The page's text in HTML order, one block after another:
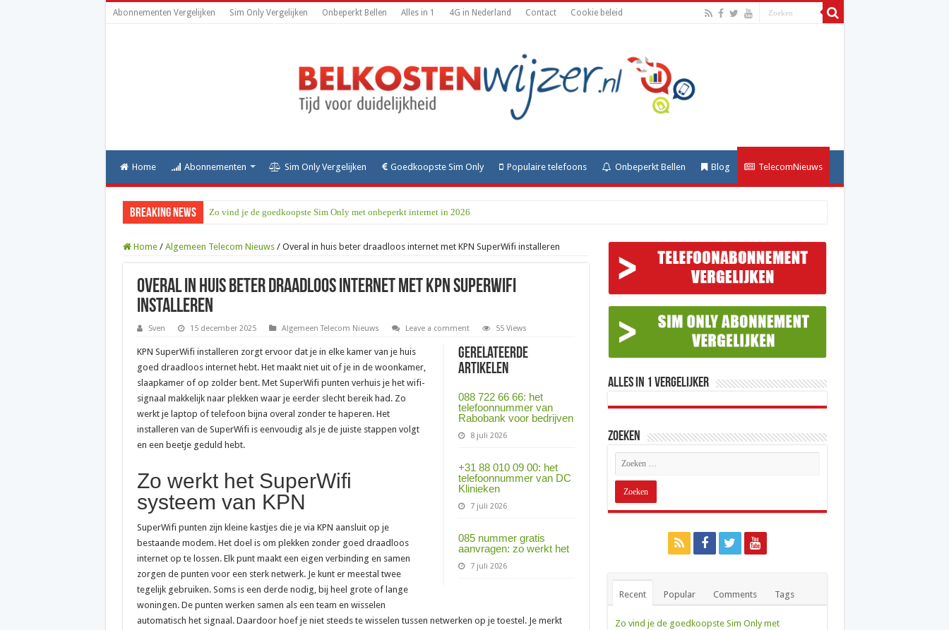
Abonnementen Vergelijken Sim Only Vergelijken Onbeperkt Bellen Alles in 1 4G in Nederland Contact Cookie beleid
Home Abonnementen Sim Only Vergelijken Goedkoopste Sim Only Populaire telefoons Onbeperkt Bellen Blog TelecomNieuws
Breaking News Zo vind je de goedkoopste Sim Only met onbeperkt internet in 2026
Home / Algemeen Telecom Nieuws / Overal in huis beter draadloos internet met KPN SuperWifi installeren
Overal in huis beter draadloos internet met KPN SuperWifi
installeren
Sven 15 december 2025 Algemeen Telecom Nieuws Leave a comment 55 Views
Gerelateerde
Artikelen
088 722 66 66: het
telefoonnummer van
Rabobank voor bedrijven
8 juli 2026
+31 88 010 09 00: het
telefoonnummer van DC
Klinieken
7 juli 2026
085 nummer gratis
aanvragen: zo werkt het
7 juli 2026
KPN SuperWifi installeren zorgt ervoor dat je in elke kamer van je huis
goed draadloos internet hebt. Het maakt niet uit of je in de woonkamer,
slaapkamer of op zolder bent. Met SuperWifi punten verhuis je het wifi-
signaal makkelijk naar plekken waar je eerder slecht bereik had. Zo
werkt je laptop of telefoon bijna overal zonder te haperen. Het
installeren van de SuperWifi is eenvoudig als je de juiste stappen volgt
en een beetje geduld hebt.
Zo werkt het SuperWifi
systeem van KPN
SuperWifi punten zijn kleine kastjes die je via KPN aansluit op je
bestaande modem. Het doel is om plekken zonder goed draadloos
internet op te lossen. Elk punt maakt een eigen verbinding en samen
zorgen de punten voor een sterk netwerk. Je kunt er meestal twee
tegelijk gebruiken. Soms is een derde nodig, bij heel grote of lange
woningen. De punten werken samen als een team en wisselen
automatisch het signaal. Daardoor hoef je niet steeds te wisselen tussen netwerken op je toestel. Je merkt
Alles in 1 Vergelijker
Zoeken
Recent Popular Comments Tags
Zo vind je de goedkoopste Sim Only met